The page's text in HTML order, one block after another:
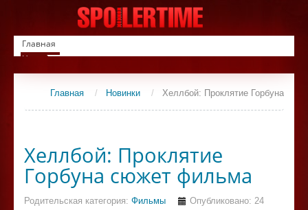
Главная
Новинки
Список фильмов
СериалыГлавная / Новинки / Хеллбой: Проклятие Горбуна
Хеллбой: Проклятие
Горбуна сюжет фильма
Родительская категория: Фильмы
Опубликовано: 24